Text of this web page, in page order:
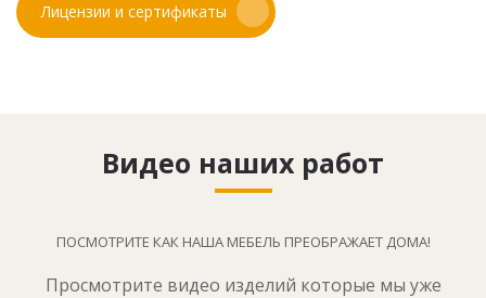
Лицензии и сертификаты
Видео наших работ
ПОСМОТРИТЕ КАК НАША МЕБЕЛЬ ПРЕОБРАЖАЕТ ДОМА!
Просмотрите видео изделий которые мы уже